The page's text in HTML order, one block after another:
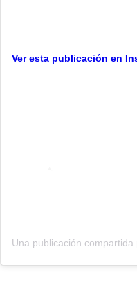
Ver esta publicación en